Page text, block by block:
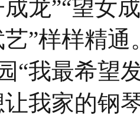
龙”“望女
”样样精
“我最希望
我家的钢